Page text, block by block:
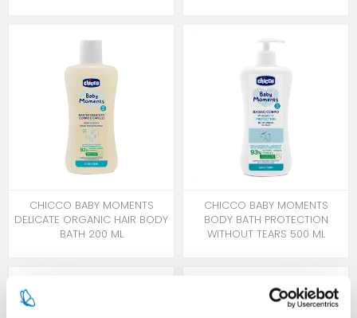
CHICCO BABY MOMENTS
DELICATE ORGANIC HAIR BODY
BATH 200 ML
CHICCO BABY MOMENTS
BODY BATH PROTECTION
WITHOUT TEARS 500 ML